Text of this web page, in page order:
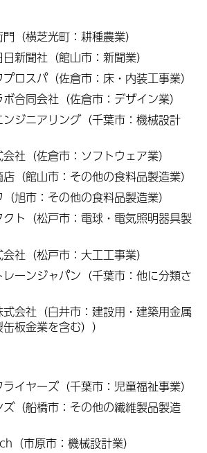
（横芝光町：耕種農業）
新聞社（館山市：新聞業）
ロスパ（佐倉市：床・内装工事業）
合同会社（佐倉市：デザイン業）
ジニアリング（千葉市：機械設計
社（佐倉市：ソフトウェア業）
（館山市：その他の食料品製造業）
旭市：その他の食料品製造業）
ト（松戸市：電球・電気照明器具製
社（松戸市：大工工事業）
ーンジャパン（千葉市：他に分類さ
会社（白井市：建設用・建築用金属
板金業を含む））
イヤーズ（千葉市：児童福祉事業）
（船橋市：その他の繊維製品製造
（市原市：機械設計業）